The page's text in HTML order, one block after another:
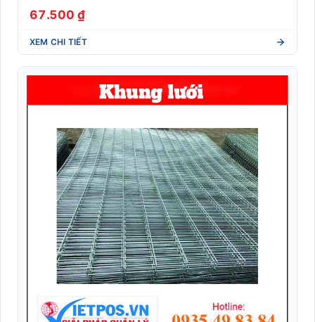
67.500 ₫
XEM CHI TIẾT